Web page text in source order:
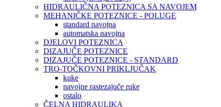
HIDRAULIČNA POTEZNICA SA NAVOJEM
MEHANIČKE POTEZNICE - POLUGE
standard navojna
automatska navojna
DJELOVI POTEZNICA
DIZAJUČE POTEZNICE
DIZAJUČE POTEZNICE - STANDARD
TRO-TOČKOVNI PRIKLJUČAK
kuke
navojne rastezajuče ruke
ostalo
ČELNA HIDRAULIKA